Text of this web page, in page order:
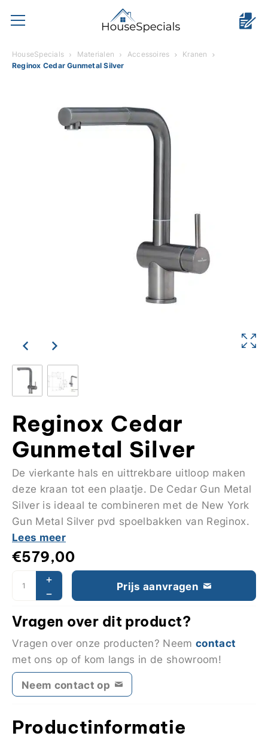
HouseSpecials Materialen Accessoires
Kranen
Reginox Cedar Gunmetal Silver
Reginox Cedar
Gunmetal Silver
De vierkante hals en uittrekbare uitloop maken
deze kraan tot een plaatje. De Cedar Gun Metal
Silver is ideaal te combineren met de New York
Gun Metal Silver pvd spoelbakken van Reginox.
Lees meer
€579,00
Prijs aanvragen
Vragen over dit product?
Vragen over onze producten? Neem contact
met ons op of kom langs in de showroom!
Neem contact op
Productinformatie